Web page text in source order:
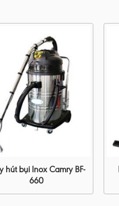
hút bụi Inox Camry BF-
660